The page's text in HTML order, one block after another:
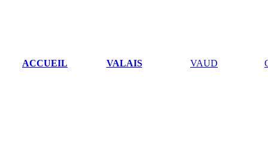
ACCUEIL VALAIS VAUD